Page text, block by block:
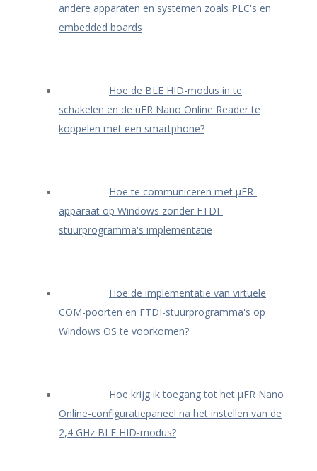
andere apparaten en systemen zoals PLC's en
embedded boards
Hoe de BLE HID-modus in te
schakelen en de uFR Nano Online Reader te
koppelen met een smartphone?
Hoe te communiceren met μFR-
apparaat op Windows zonder FTDI-
stuurprogramma's implementatie
Hoe de implementatie van virtuele
COM-poorten en FTDI-stuurprogramma's op
Windows OS te voorkomen?
Hoe krijg ik toegang tot het μFR Nano
Online-configuratiepaneel na het instellen van de
2,4 GHz BLE HID-modus?